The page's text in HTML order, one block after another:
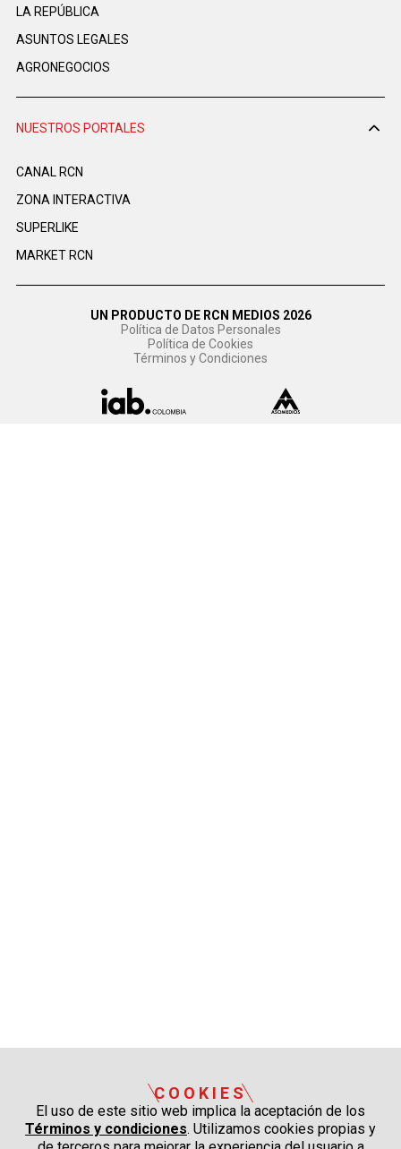
LA REPÚBLICA
ASUNTOS LEGALES
AGRONEGOCIOS
NUESTROS PORTALES
CANAL RCN
ZONA INTERACTIVA
SUPERLIKE
MARKET RCN
UN PRODUCTO DE RCN MEDIOS 2026
Política de Datos Personales
Política de Cookies
Términos y Condiciones
COOKIES
El uso de este sitio web implica la aceptación de los
Términos y condiciones. Utilizamos cookies propias y